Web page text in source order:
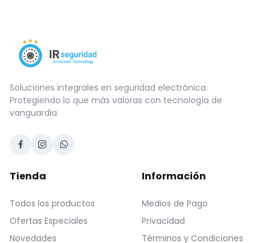
Soluciones integrales en seguridad electrónica.
Protegiendo lo que más valoras con tecnología de
vanguardia.
Tienda
Todos los productos
Ofertas Especiales
Novedades
Información
Medios de Pago
Privacidad
Términos y Condiciones